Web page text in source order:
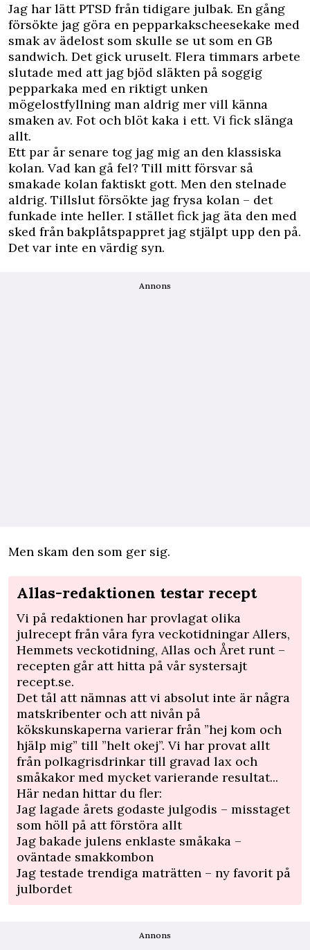
Jag har lätt PTSD från tidigare julbak. En gång
försökte jag göra en pepparkakscheesekake med
smak av ädelost som skulle se ut som en GB
sandwich. Det gick uruselt. Flera timmars arbete
slutade med att jag bjöd släkten på soggig
pepparkaka med en riktigt unken
mögelostfyllning man aldrig mer vill känna
smaken av. Fot och blöt kaka i ett. Vi fick slänga
allt.
Ett par år senare tog jag mig an den klassiska
kolan. Vad kan gå fel? Till mitt försvar så
smakade kolan faktiskt gott. Men den stelnade
aldrig. Tillslut försökte jag frysa kolan – det
funkade inte heller. I stället fick jag äta den med
sked från bakplåtspappret jag stjälpt upp den på.
Det var inte en värdig syn.
Annons
Men skam den som ger sig.
Allas-redaktionen testar recept
Vi på redaktionen har provlagat olika
julrecept från våra fyra veckotidningar Allers,
Hemmets veckotidning, Allas och Året runt –
recepten går att hitta på vår systersajt
recept.se.
Det tål att nämnas att vi absolut inte är några
matskribenter och att nivån på
kökskunskaperna varierar från ”hej kom och
hjälp mig” till ”helt okej”. Vi har provat allt
från polkagrisdrinkar till gravad lax och
småkakor med mycket varierande resultat...
Här nedan hittar du fler:
Jag lagade årets godaste julgodis – misstaget
som höll på att förstöra allt
Jag bakade julens enklaste småkaka –
oväntade smakkombon
Jag testade trendiga maträtten – ny favorit på
julbordet
Annons